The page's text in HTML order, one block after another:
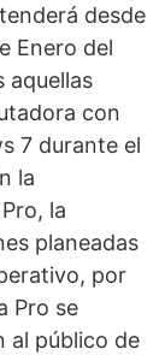
desde
Enero del
aquellas
con
7 durante el
la
la
planeadas
por
Pro se
al público de